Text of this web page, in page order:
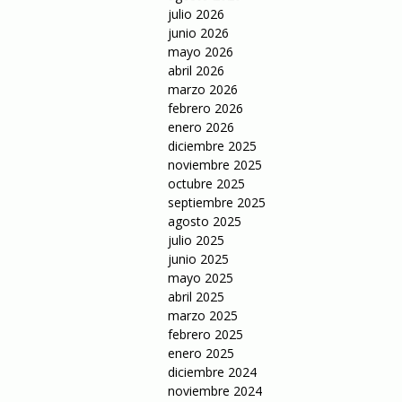
julio 2026
junio 2026
mayo 2026
abril 2026
marzo 2026
febrero 2026
enero 2026
diciembre 2025
noviembre 2025
octubre 2025
septiembre 2025
agosto 2025
julio 2025
junio 2025
mayo 2025
abril 2025
marzo 2025
febrero 2025
enero 2025
diciembre 2024
noviembre 2024